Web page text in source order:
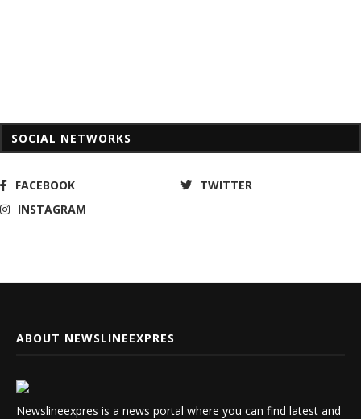
SOCIAL NETWORKS
FACEBOOK
TWITTER
INSTAGRAM
ABOUT NEWSLINEEXPRES
Newslineexpres is a news portal where you can find latest and